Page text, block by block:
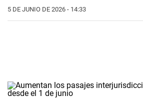
5 DE JUNIO DE 2026 - 14:33